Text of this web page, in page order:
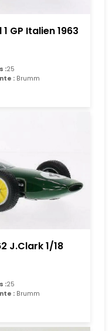
GP Italien 1963
:25
: Brumm
J.Clark 1/18
:25
: Brumm